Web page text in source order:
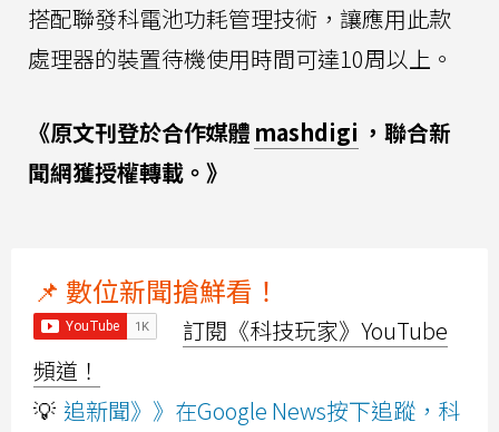
搭配聯發科電池功耗管理技術，讓應用此款
處理器的裝置待機使用時間可達10周以上。
《原文刊登於合作媒體 mashdigi ，聯合新
聞網獲授權轉載。》
📌 數位新聞搶鮮看！
訂閱《科技玩家》YouTube
頻道！
💡 追新聞》》在Google News按下追蹤，科